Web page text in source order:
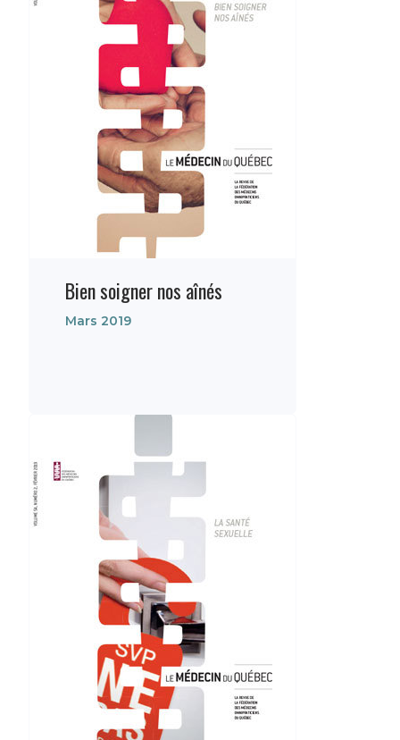
Bien soigner nos aînés
Mars 2019